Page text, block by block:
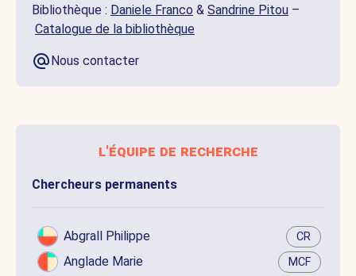
Bibliothèque : Daniele Franco & Sandrine Pitou –
Catalogue de la bibliothèque
Nous contacter
l'équipe de recherche
Chercheurs permanents
Abgrall Philippe CR
Anglade Marie MCF